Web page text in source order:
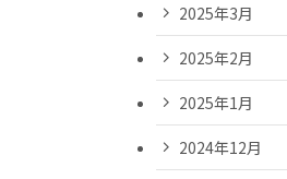
2025年3月
2025年2月
2025年1月
2024年12月